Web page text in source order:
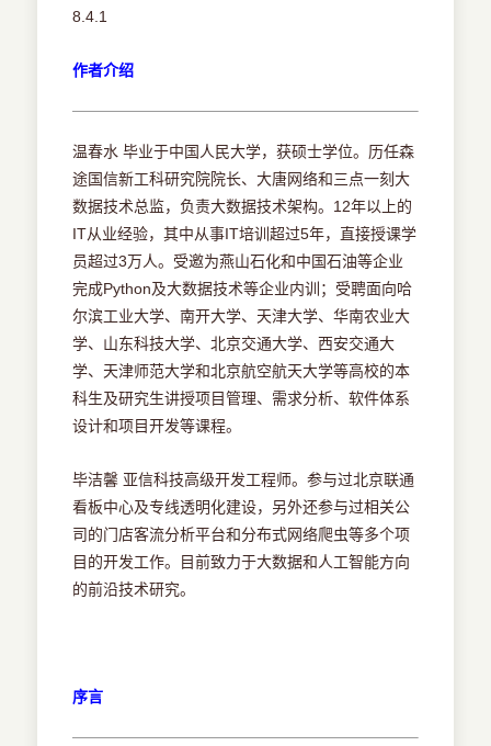
8.4.1
作者介绍
温春水 毕业于中国人民大学，获硕士学位。历任森
途国信新工科研究院院长、大唐网络和三点一刻大
数据技术总监，负责大数据技术架构。12年以上的
IT从业经验，其中从事IT培训超过5年，直接授课学
员超过3万人。受邀为燕山石化和中国石油等企业
完成Python及大数据技术等企业内训；受聘面向哈
尔滨工业大学、南开大学、天津大学、华南农业大
学、山东科技大学、北京交通大学、西安交通大
学、天津师范大学和北京航空航天大学等高校的本
科生及研究生讲授项目管理、需求分析、软件体系
设计和项目开发等课程。
毕洁馨 亚信科技高级开发工程师。参与过北京联通
看板中心及专线透明化建设，另外还参与过相关公
司的门店客流分析平台和分布式网络爬虫等多个项
目的开发工作。目前致力于大数据和人工智能方向
的前沿技术研究。
序言